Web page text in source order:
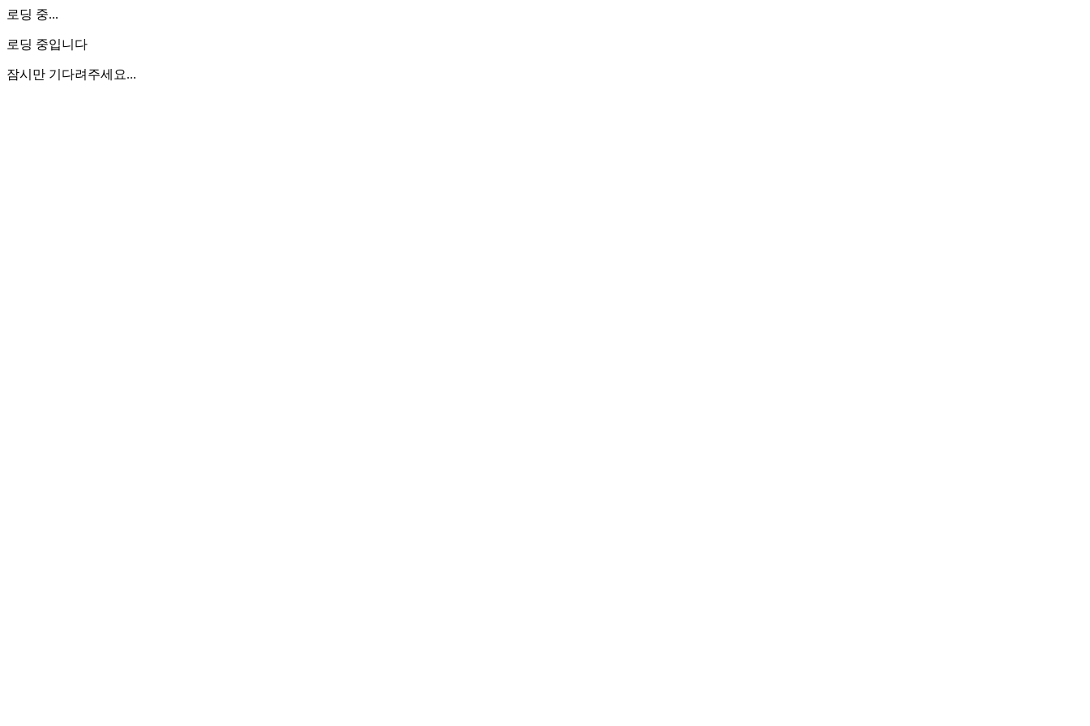
로딩 중...
로딩 중입니다
잠시만 기다려주세요...